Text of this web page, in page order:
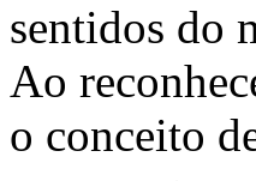
sentidos do
Ao
o conceito